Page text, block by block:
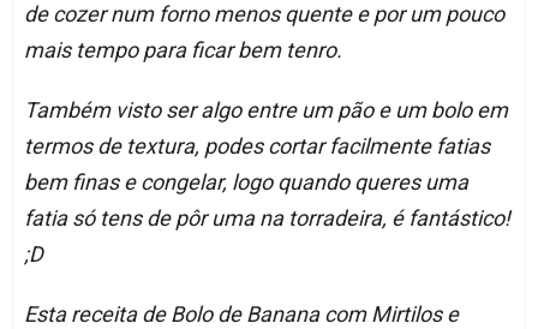
de cozer num forno menos quente e por um pouco
mais tempo para ficar bem tenro.
Também visto ser algo entre um pão e um bolo em
termos de textura, podes cortar facilmente fatias
bem finas e congelar, logo quando queres uma
fatia só tens de pôr uma na torradeira, é fantástico!
;D
Esta receita de Bolo de Banana com Mirtilos e